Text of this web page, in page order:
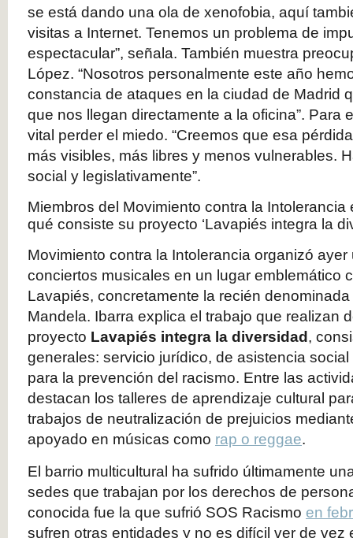
se está dando una ola de xenofobia, aquí
visitas a Internet. Tenemos un problema de
espectacular”, señala. También muestra
López. “Nosotros personalmente este año
constancia de ataques en la ciudad de Madrid
que nos llegan directamente a la oficina”. Para
vital perder el miedo. “Creemos que esa
más visibles, más libres y menos vulnerables.
social y legislativamente”.
Miembros del Movimiento contra la
qué consiste su proyecto ‘Lavapiés integra la
Movimiento contra la Intolerancia organizó
conciertos musicales en un lugar emblemático
Lavapiés, concretamente la recién
Mandela. Ibarra explica el trabajo que realizan
proyecto Lavapiés integra la diversidad ,
generales: servicio jurídico, de asistencia
para la prevención del racismo. Entre las
destacan los talleres de aprendizaje cultural
trabajos de neutralización de prejuicios
apoyado en músicas como rap o reggae.
El barrio multicultural ha sufrido últimamente
sedes que trabajan por los derechos de
conocida fue la que sufrió SOS Racismo en
sufren otras entidades y no es difícil ver de vez